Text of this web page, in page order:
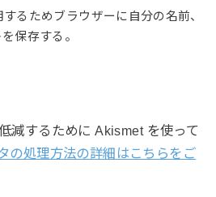
るためブラウザーに自分の名前、
保存する。
減するために Akismet を使って
の処理方法の詳細はこちらをご